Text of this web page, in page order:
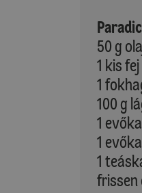
50 g
1 kis
1
100 g
1
1
1
frissen